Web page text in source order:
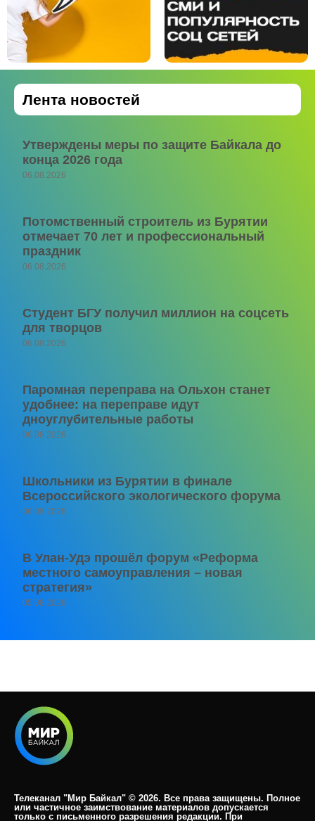
Лента новостей
Утверждены меры по защите Байкала до
конца 2026 года
06.08.2026
Потомственный строитель из Бурятии
отмечает 70 лет и профессиональный
праздник
06.08.2026
Студент БГУ получил миллион на соцсеть
для творцов
06.08.2026
Паромная переправа на Ольхон станет
удобнее: на переправе идут
дноуглубительные работы
06.08.2026
Школьники из Бурятии в финале
Всероссийского экологического форума
06.08.2026
В Улан-Удэ прошёл форум «Реформа
местного самоуправления – новая
стратегия»
05.08.2026
Телеканал "Мир Байкал" © 2026. Все права защищены. Полное
или частичное заимствование материалов допускается
только с письменного разрешения редакции. При